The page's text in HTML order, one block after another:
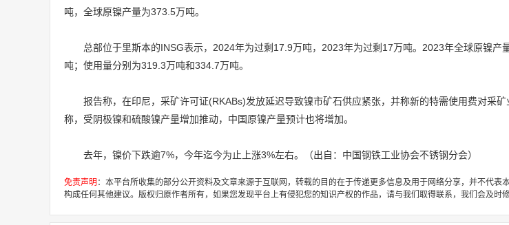
吨，全球原镍产量为373.5万吨。
总部位于里斯本的INSG表示，2024年为过剩17.9万吨，2023年为过剩17万吨。2023年全球原镍产
吨；使用量分别为319.3万吨和334.7万吨。
报告称，在印尼，采矿许可证(RKABs)发放延迟导致镍市矿石供应紧张，并称新的特需使用费对采
称，受阴极镍和硫酸镍产量增加推动，中国原镍产量预计也将增加。
去年，镍价下跌逾7%，今年迄今为止上涨3%左右。 （出自：中国钢铁工业协会不锈钢分会）
免责声明 ：本平台所收集的部分公开资料及文章来源于互联网，转载的目的在于传递更多信息及用于网络分享，并不代表
构成任何其他建议。版权归原作者所有，如果您发现平台上有侵犯您的知识产权的作品，请与我们取得联系，我们会及时修